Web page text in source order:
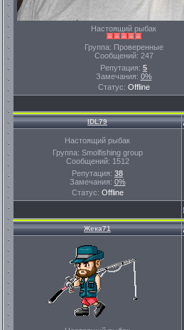
Настоящий рыбак
Группа: Проверенные
Сообщений: 247
Репутация: 5
Замечания: 0%
Статус: Offline
IDL79
Настоящий рыбак
Группа: Smolfishing group
Сообщений: 1512
Репутация: 38
Замечания: 0%
Статус: Offline
Жека71